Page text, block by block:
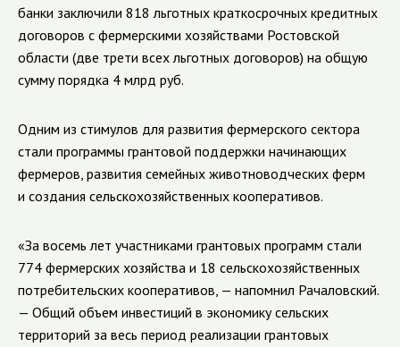
банки заключили 818 льготных краткосрочных кредитных
договоров с фермерскими хозяйствами Ростовской
области (две трети всех льготных договоров) на общую
сумму порядка 4 млрд руб.
Одним из стимулов для развития фермерского сектора
стали программы грантовой поддержки начинающих
фермеров, развития семейных животноводческих ферм
и создания сельскохозяйственных кооперативов.
«За восемь лет участниками грантовых программ стали
774 фермерских хозяйства и 18 сельскохозяйственных
потребительских кооперативов, — напомнил Рачаловский.
— Общий объем инвестиций в экономику сельских
территорий за весь период реализации грантовых